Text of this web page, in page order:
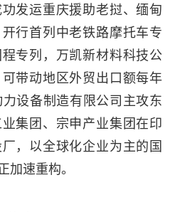
发运重庆援助老挝、缅甸
行首列中老铁路摩托车专
专列，万凯新材料科技公
带动地区外贸出口额每年
设备制造有限公司主攻东
集团、宗申产业集团在印
，以全球化企业为主的国
加速重构。